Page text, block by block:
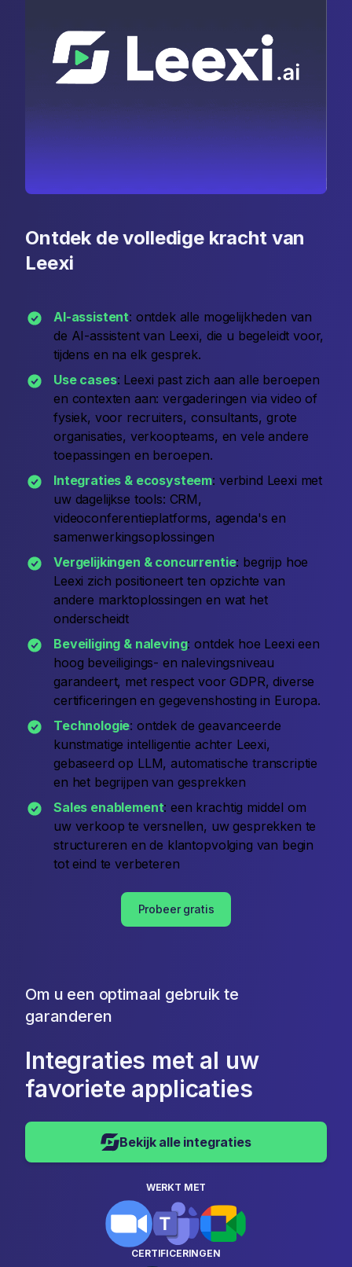
Ontdek de volledige kracht van
Leexi
AI-assistent: ontdek alle mogelijkheden van
de AI-assistent van Leexi, die u begeleidt voor,
tijdens en na elk gesprek.
Use cases: Leexi past zich aan alle beroepen
en contexten aan: vergaderingen via video of
fysiek, voor recruiters, consultants, grote
organisaties, verkoopteams, en vele andere
toepassingen en beroepen.
Integraties & ecosysteem: verbind Leexi met
uw dagelijkse tools: CRM,
videoconferentieplatforms, agenda's en
samenwerkingsoplossingen
Vergelijkingen & concurrentie: begrijp hoe
Leexi zich positioneert ten opzichte van
andere marktoplossingen en wat het
onderscheidt
Beveiliging & naleving: ontdek hoe Leexi een
hoog beveiligings- en nalevingsniveau
garandeert, met respect voor GDPR, diverse
certificeringen en gegevenshosting in Europa.
Technologie: ontdek de geavanceerde
kunstmatige intelligentie achter Leexi,
gebaseerd op LLM, automatische transcriptie
en het begrijpen van gesprekken
Sales enablement: een krachtig middel om
uw verkoop te versnellen, uw gesprekken te
structureren en de klantopvolging van begin
tot eind te verbeteren
Probeer gratis
Om u een optimaal gebruik te
garanderen
Integraties met al uw
favoriete applicaties
Bekijk alle integraties
WERKT MET
CERTIFICERINGEN